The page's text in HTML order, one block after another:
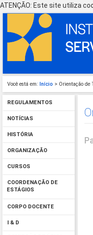
ATENÇÃO: Este site utiliza
Você está em: Início > Orientação de
REGULAMENTOS
NOTÍCIAS
HISTÓRIA
ORGANIZAÇÃO
CURSOS
COORDENAÇÃO DE
ESTÁGIOS
CORPO DOCENTE
I & D